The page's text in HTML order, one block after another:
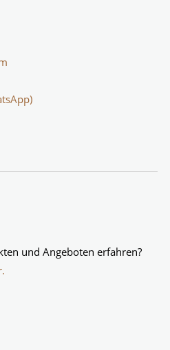
und Angeboten erfahren?